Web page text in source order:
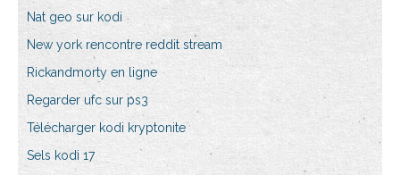
Nat geo sur kodi
New york rencontre reddit stream
Rickandmorty en ligne
Regarder ufc sur ps3
Télécharger kodi kryptonite
Sels kodi 17